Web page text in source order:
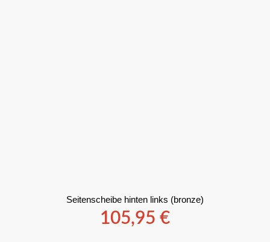
Seitenscheibe hinten links (bronze)
105,95 €